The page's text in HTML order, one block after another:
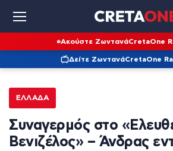
Ακούστε ΖωντανάCretaOne
Δείτε ΖωντανάCretaOne
ΕΛΛΆΔΑ
Συναγερμός στο
Βενιζέλος» – Άνδρας